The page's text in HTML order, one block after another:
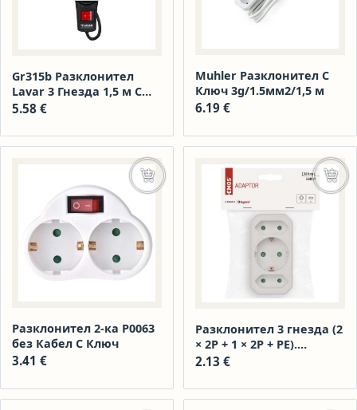
Gr315b Разклонител
Lavar 3 Гнезда 1,5 м С
Ключ Черен
5.58 €
Muhler Разклонител С
Ключ 3g/1.5мм2/1,5 м
6.19 €
Разклонител 2-ка P0063
без Кабел С Ключ
3.41 €
Добавяне в количката
Разклонител 3 гнезда (2
× 2P + 1 × 2P + PE).
Напрежение ~250 V/10 A
2.13 €